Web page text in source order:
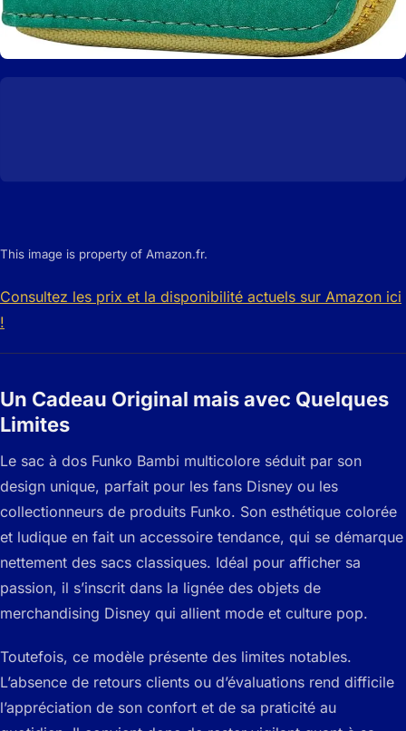
This image is property of Amazon.fr.
Consultez les prix et la disponibilité actuels sur Amazon ici
!
Un Cadeau Original mais avec Quelques
Limites
Le sac à dos Funko Bambi multicolore séduit par son
design unique, parfait pour les fans Disney ou les
collectionneurs de produits Funko. Son esthétique colorée
et ludique en fait un accessoire tendance, qui se démarque
nettement des sacs classiques. Idéal pour afficher sa
passion, il s’inscrit dans la lignée des objets de
merchandising Disney qui allient mode et culture pop.
Toutefois, ce modèle présente des limites notables.
L’absence de retours clients ou d’évaluations rend difficile
l’appréciation de son confort et de sa praticité au